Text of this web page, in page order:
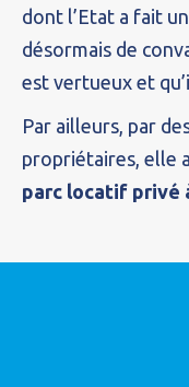
dont l’Etat a fait
désormais de
est vertueux et
Par ailleurs, par
propriétaires, elle
parc locatif privé